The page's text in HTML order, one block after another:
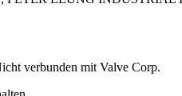
verbunden mit Valve Corp.